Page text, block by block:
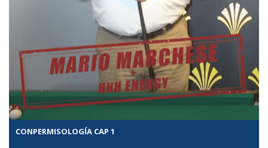
CONPERMISOLOGÍA CAP 1